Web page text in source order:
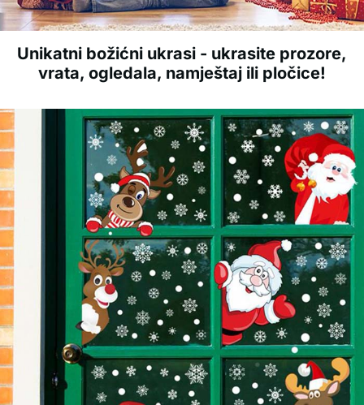
Unikatni božićni ukrasi - ukrasite prozore,
vrata, ogledala, namještaj ili pločice!